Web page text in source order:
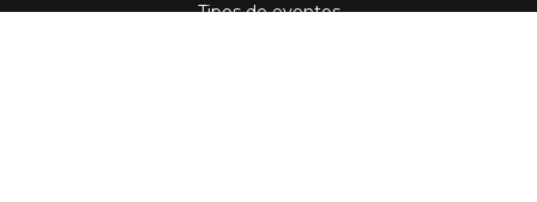
Tipos de eventos